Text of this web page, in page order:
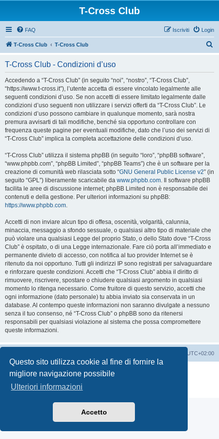
Questo sito utilizza cookie al fine di fornire la
migliore navigazione possibile
Ulteriori informazioni
Accetto
T-Cross Club
FAQ Login
Iscriviti
T-Cross Club T-Cross Club
T-Cross Club - Condizioni d’uso
Accedendo a “T-Cross Club” (in seguito “noi”, “nostro”, “T-Cross Club”,
“https://www.t-cross.it”), l’utente accetta di essere vincolato legalmente alle
seguenti condizioni d’uso. Se non accetti di essere limitato legalmente dalle
condizioni d’uso seguenti non utilizzare i servizi offerti da “T-Cross Club”. Le
condizioni d’uso possono cambiare in qualunque momento, sarà nostra
premura avvisarti di tali modifiche, benché sia opportuno controllare con
frequenza queste pagine per eventuali modifiche, dato che l’uso dei servizi di
“T-Cross Club” implica la completa accettazione delle condizioni d’uso.
“T-Cross Club” utilizza il sistema phpBB (in seguito “loro”, “phpBB software”,
“www.phpbb.com”, “phpBB Limited”, “phpBB Teams”) che è un software per la
creazione di comunità web rilasciata sotto “GNU General Public License v2” (in
seguito “GPL”) liberamente scaricabile da www.phpbb.com. Il software phpBB
facilita le aree di discussione internet; phpBB Limited non è responsabile dei
contenuti e della gestione. Per ulteriori informazioni su phpBB:
https://www.phpbb.com.
Accetti di non inviare alcun tipo di offesa, oscenità, volgarità, calunnia,
minaccia, messaggio a sfondo sessuale, o qualsiasi altro tipo di materiale che
può violare una qualsiasi Legge del proprio Stato, o dello Stato dove “T-Cross
Club” è ospitato, o di una Legge internazionale. Fare ciò porta all’immediato e
permanente divieto di accesso, con notifica al tuo provider Internet se è
ritenuto da noi opportuno. Tutti gli indirizzi IP sono registrati per salvaguardare
e rinforzare queste condizioni. Accetti che “T-Cross Club” abbia il diritto di
rimuovere, riscrivere, spostare o chiudere qualsiasi argomento in qualsiasi
momento lo ritenga necessario. Come fruitore di questo servizio, accetti che
ogni informazione (dato personale) tu abbia inviato sia conservata in un
database. Al contempo queste informazioni non saranno divulgate a nessuno
senza il tuo consenso, né “T-Cross Club” o phpBB sono da ritenersi
responsabili per qualsiasi violazione al sistema che possa compromettere
queste informazioni.
UTC+02:00
Creato da
® Forum Software © phpBB Limited
Traduzione Italiana